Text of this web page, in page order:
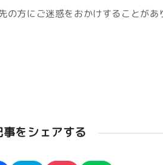
の方にご迷惑をおかけすることがあ
事をシェアする